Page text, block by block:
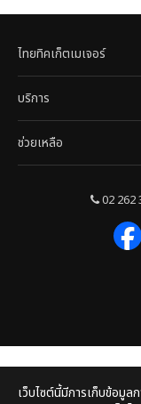
ไทยทิคเก็ตเมเจอร์
บริการ
ช่วยเหลือ
02 262
เว็บไซต์นี้มีการเก็บข้อมูล